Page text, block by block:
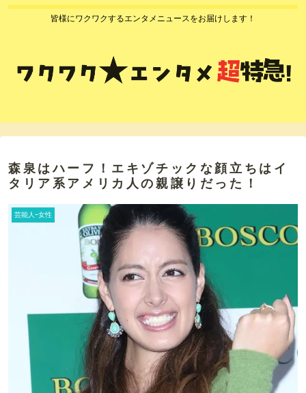
皆様にワクワクするエンタメニュースをお届けします！
森泉はハーフ！エキゾチックな顔立ちはイ
タリア系アメリカ人の親譲りだった！
芸能人ｰ女性